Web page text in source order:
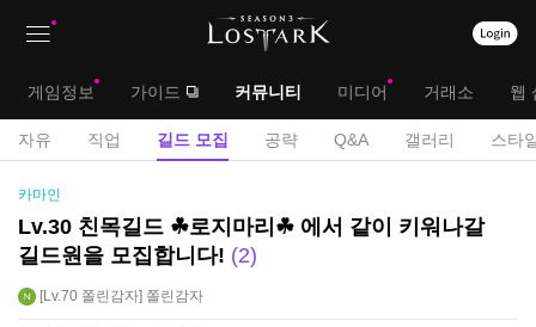
대
메
게임정보 가이드 커뮤니티 미디어 거래소 웹
서
메
자유 직업 길드 모집 공략 Q&A 갤러리 스타
길
드
모
집
게
카마인
Lv.30 친목길드 ☘로지마리☘ 에서 같이 키워나갈
길드원을 모집합니다!
2
Lv.70 쫄린감자 쫄린감자